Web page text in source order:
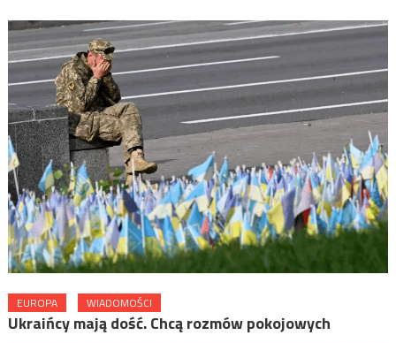
EUROPA WIADOMOŚCI
Ukraińcy mają dość. Chcą rozmów pokojowych